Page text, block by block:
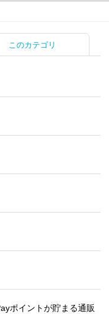
このカテゴリ
ポイントが貯まる通販